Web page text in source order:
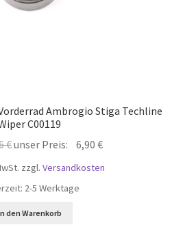
Ambrogio Stiga Techline
C00119
€Ursprünglicher
Preis
11,96 €
unser Preis: 6,90€Aktueller
zzgl. Versandkosten
2-5 Werktage
den Warenkorb